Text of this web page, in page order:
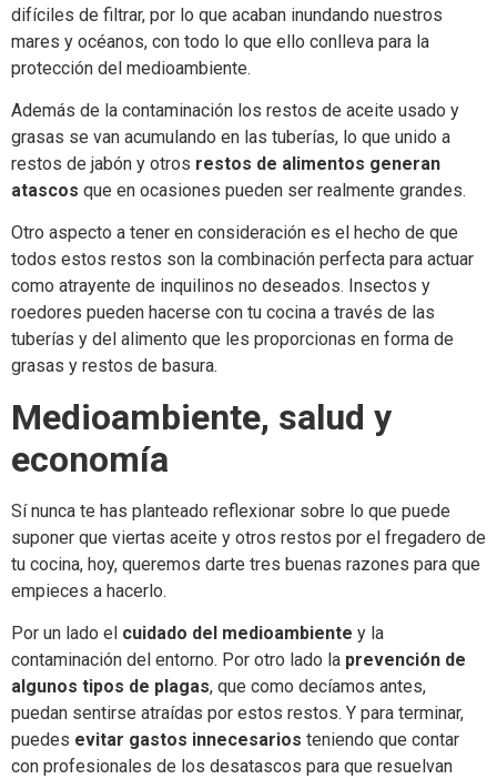
difíciles de filtrar, por lo que acaban inundando nuestros
mares y océanos, con todo lo que ello conlleva para la
protección del medioambiente.
Además de la contaminación los restos de aceite usado y
grasas se van acumulando en las tuberías, lo que unido a
restos de jabón y otros restos de alimentos generan
atascos que en ocasiones pueden ser realmente grandes.
Otro aspecto a tener en consideración es el hecho de que
todos estos restos son la combinación perfecta para actuar
como atrayente de inquilinos no deseados. Insectos y
roedores pueden hacerse con tu cocina a través de las
tuberías y del alimento que les proporcionas en forma de
grasas y restos de basura.
Medioambiente, salud y
economía
Sí nunca te has planteado reflexionar sobre lo que puede
suponer que viertas aceite y otros restos por el fregadero de
tu cocina, hoy, queremos darte tres buenas razones para que
empieces a hacerlo.
Por un lado el cuidado del medioambiente y la
contaminación del entorno. Por otro lado la prevención de
algunos tipos de plagas, que como decíamos antes,
puedan sentirse atraídas por estos restos. Y para terminar,
puedes evitar gastos innecesarios teniendo que contar
con profesionales de los desatascos para que resuelvan